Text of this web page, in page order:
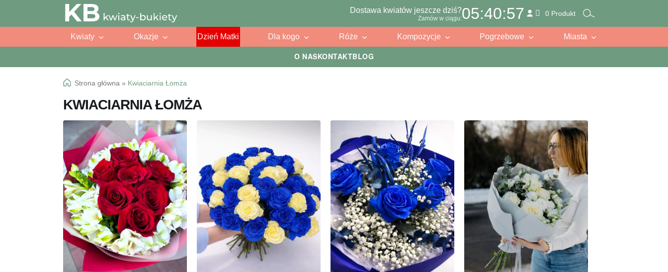
O NASKONTAKTBLOG
Przejdź
do
Przejdź
do
Dostawa kwiatów jeszcze dziś?
Zamów w ciągu:05:40:55 0 Produkt
Kwiaty Okazje Dzień Matki Dla kogo Róże Kompozycje Pogrzebowe Miasta
Strona główna » Kwiaciarnia Łomża
KWIACIARNIA ŁOMŻA